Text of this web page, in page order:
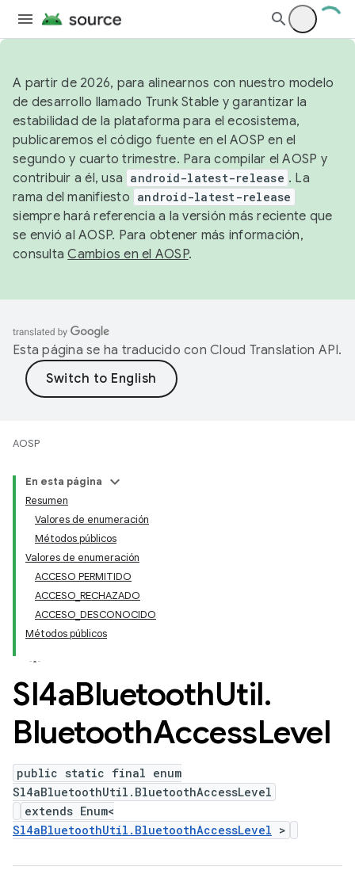
A partir de 2026, para alinearnos con nuestro modelo
de desarrollo llamado Trunk Stable y garantizar la
estabilidad de la plataforma para el ecosistema,
publicaremos el código fuente en el AOSP en el
segundo y cuarto trimestre. Para compilar el AOSP y
contribuir a él, usa android-latest-release . La
rama del manifiesto android-latest-release
siempre hará referencia a la versión más reciente que
se envió al AOSP. Para obtener más información,
consultaCambios en el AOSP.
Esta página se ha traducido con Cloud Translation API.
AOSP
En esta página
Resumen
Valores de enumeración
Métodos públicos
Valores de enumeración
ACCESO PERMITIDO
ACCESO_RECHAZADO
ACCESO_DESCONOCIDO
Métodos públicos
Sl4aBluetoothUtil.
BluetoothAccessLevel
public static final enum
Sl4aBluetoothUtil.BluetoothAccessLevel
extends Enum<
Sl4aBluetoothUtil.BluetoothAccessLevel >